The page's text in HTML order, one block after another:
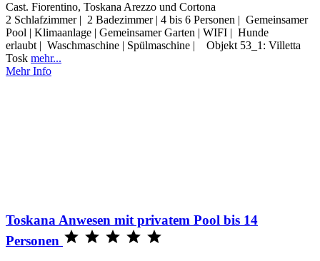
Cast. Fiorentino, Toskana Arezzo und Cortona
2 Schlafzimmer | 2 Badezimmer | 4 bis 6 Personen | Gemeinsamer
Pool | Klimaanlage | Gemeinsamer Garten | WIFI | Hunde
erlaubt | Waschmaschine | Spülmaschine | Objekt 53_1: Villetta
Tosk mehr...
Mehr Info
Toskana Anwesen mit privatem Pool bis 14
Personen     